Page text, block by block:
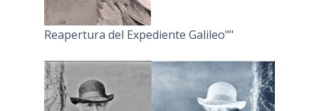
Reapertura del Expediente Galileo""